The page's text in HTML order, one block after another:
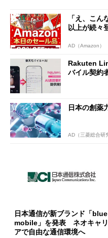
「え、こ
以上が続々
AD（Amazon）
Rakuten
バイル契約
日本の創薬
AD（三菱総合研
日本通信が新ブランド「blue
mobile」を発表 ネオキャリ
アで自由な通信環境へ